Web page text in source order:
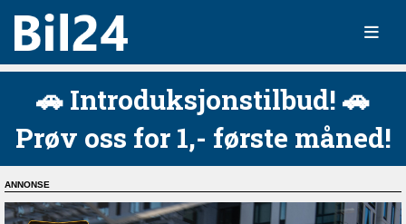
🚗 Introduksjonstilbud! 🚗
Prøv oss for 1,- første måned!